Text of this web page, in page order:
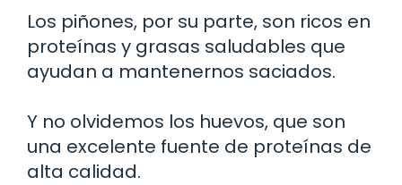
Los piñones, por su parte, son ricos en
proteínas y grasas saludables que
ayudan a mantenernos saciados.
Y no olvidemos los huevos, que son
una excelente fuente de proteínas de
alta calidad.